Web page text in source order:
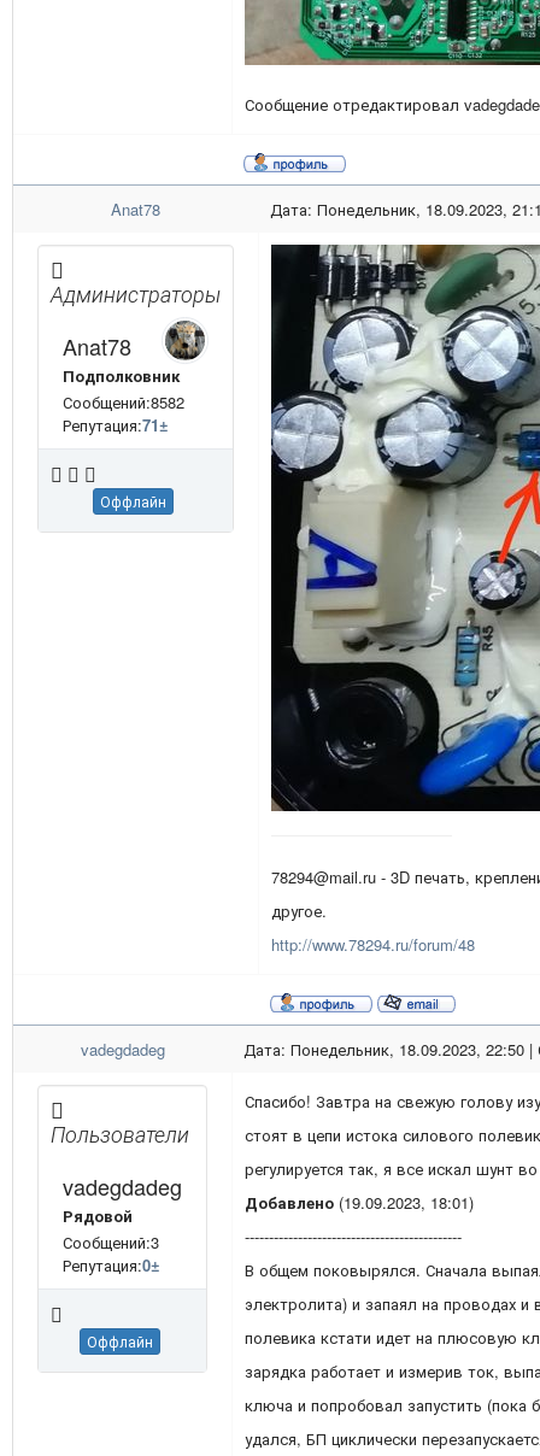
Сообщение отредактировал
Anat78 Дата: Понедельник, 18.09.2023,
Администраторы
Anat78
Подполковник
Сообщений:8582
Репутация:71±
Оффлайн
78294@mail.ru - 3D печать,
другое.
http://www.78294.ru/forum/48
vadegdadeg Дата: Понедельник, 18.09.2023, 22:50
Пользователи
vadegdadeg
Рядовой
Сообщений:3
Репутация:0±
Оффлайн
Спасибо! Завтра на свежую голову
стоят в цепи истока силового
регулируется так, я все искал шунт
Добавлено (19.09.2023, 18:01)
---------------------------------------------
В общем поковырялся. Сначала
электролита) и запаял на проводах
полевика кстати идет на плюсовую
зарядка работает и измерив ток,
ключа и попробовал запустить (пока
удался, БП циклически